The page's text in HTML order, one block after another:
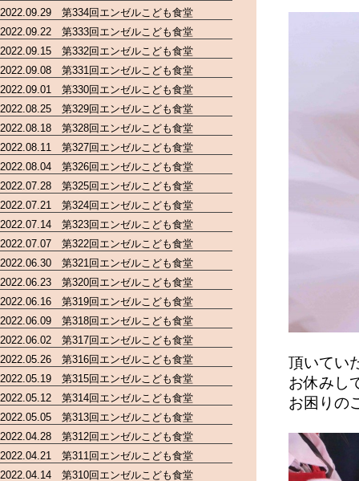
頂いてい
お休みし
お困りの
2022.09.29 第334回エンゼルこども食堂
2022.09.22 第333回エンゼルこども食堂
2022.09.15 第332回エンゼルこども食堂
2022.09.08 第331回エンゼルこども食堂
2022.09.01 第330回エンゼルこども食堂
2022.08.25 第329回エンゼルこども食堂
2022.08.18 第328回エンゼルこども食堂
2022.08.11 第327回エンゼルこども食堂
2022.08.04 第326回エンゼルこども食堂
2022.07.28 第325回エンゼルこども食堂
2022.07.21 第324回エンゼルこども食堂
2022.07.14 第323回エンゼルこども食堂
2022.07.07 第322回エンゼルこども食堂
2022.06.30 第321回エンゼルこども食堂
2022.06.23 第320回エンゼルこども食堂
2022.06.16 第319回エンゼルこども食堂
2022.06.09 第318回エンゼルこども食堂
2022.06.02 第317回エンゼルこども食堂
2022.05.26 第316回エンゼルこども食堂
2022.05.19 第315回エンゼルこども食堂
2022.05.12 第314回エンゼルこども食堂
2022.05.05 第313回エンゼルこども食堂
2022.04.28 第312回エンゼルこども食堂
2022.04.21 第311回エンゼルこども食堂
2022.04.14 第310回エンゼルこども食堂